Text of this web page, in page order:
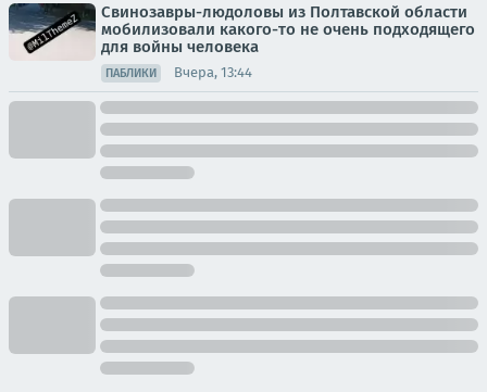
Свинозавры-людоловы из Полтавской области
мобилизовали какого-то не очень подходящего
для войны человека
ПАБЛИКИ Вчера, 13:44